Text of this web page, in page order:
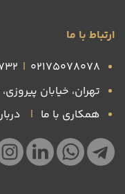
ارتباط با ما
۰۲۱۷۵۰۷۸۰۷۸ |
تهران، خیابان پیروزی،
همکاری با ما |